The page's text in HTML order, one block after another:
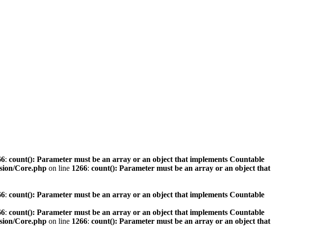
: count(): Parameter must be an array or an object that implements Countable
Core.php on line 1266: count(): Parameter must be an array or an object that
: count(): Parameter must be an array or an object that implements Countable
: count(): Parameter must be an array or an object that implements Countable
Core.php on line 1266: count(): Parameter must be an array or an object that